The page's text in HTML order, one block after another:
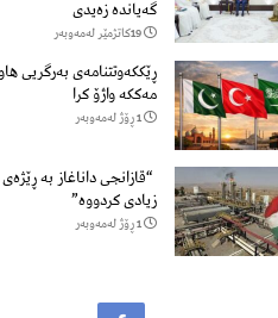
گەیاندە زەیدی
19كاتژمێر لەمەوبەر
ڕێککەوتتنامەی بەرگریی
مەککە واژۆ کرا
1 ڕۆژ لەمەوبەر
زیادی کردووە”
1 ڕۆژ لەمەوبەر